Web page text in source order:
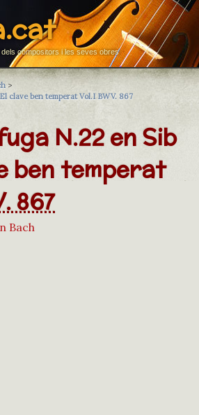
compositors i les seves obres
>
clave ben temperat Vol.I BWV. 867
N.22 en Sib
ben temperat
867
Bach